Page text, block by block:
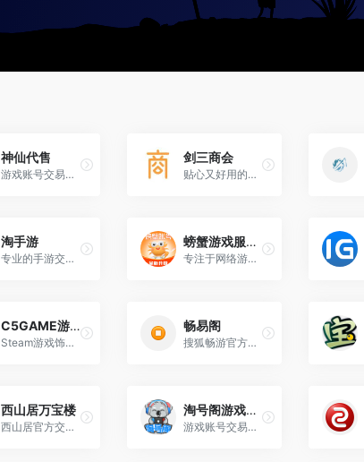
神仙代售
游戏账号交易平台
剑三商会
贴心又好用的剑网3查号蹲号网站
淘手游
专业的手游交易平台
螃蟹游戏服务网
专注于网络游戏虚拟物品交易的电子商务平台
C5GAME游戏饰品交易平台
Steam游戏饰品交易电子商务平台
畅易阁
搜狐畅游官方道具销售及官方线下交易平台
西山居万宝楼
西山居官方交易平台,万宝楼剑网3/剑网3无界,万宝楼剑网3缘起
淘号阁游戏账号交易
游戏账号交易平台-找回包赔